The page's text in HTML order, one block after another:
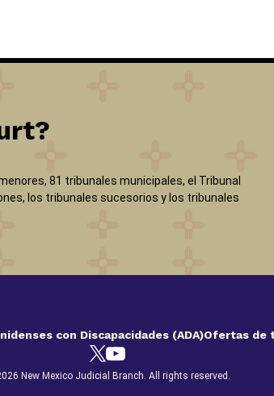
81 tribunales municipales, el Tribunal
los tribunales sucesorios y los tribunales
con Discapacidades (ADA)Ofertas de
New Mexico Judicial Branch. All rights reserved.